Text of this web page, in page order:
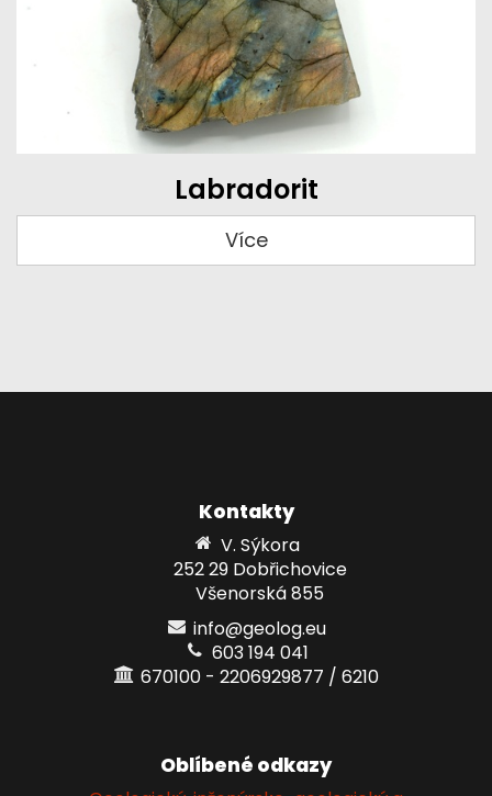
Labradorit
Více
Kontakty
V. Sýkora
252 29 Dobřichovice
Všenorská 855
info@geolog.eu
603 194 041
670100 - 2206929877 / 6210
Oblíbené odkazy